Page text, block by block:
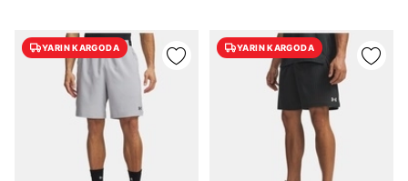
YARIN KARGODA YARIN KARGODA
GÖNDER
GÖNDER